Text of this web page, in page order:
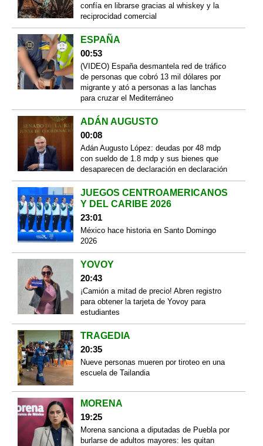
confía en librarse gracias al whiskey y la
reciprocidad comercial
ESPAÑA
00:53
(VIDEO) España desmantela red de tráfico
de personas que cobró 13 mil dólares por
migrante y ató a personas a las lanchas
para cruzar el Mediterráneo
ADÁN AUGUSTO
00:08
Adán Augusto López: deudas por 48 mdp
con sueldo de 1.8 mdp y sus bienes que
desaparecen de declaración en declaración
JUEGOS CENTROAMERICANOS
Y DEL CARIBE 2026
23:01
México hace historia en Santo Domingo
2026
YOVOY
20:43
¡Camión a mitad de precio! Abren registro
para obtener la tarjeta de Yovoy para
estudiantes
TRAGEDIA
20:35
Nueve personas mueren por tiroteo en una
escuela de Tailandia
MORENA
19:25
Morena sanciona a diputadas de Puebla por
burlarse de adultos mayores: les quitan